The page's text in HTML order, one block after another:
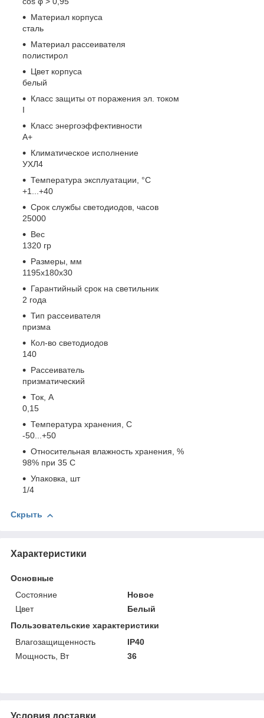
Материал корпуса
сталь
Материал рассеивателя
полистирол
Цвет корпуса
белый
Класс защиты от поражения эл. током
I
Класс энергоэффективности
A+
Климатическое исполнение
УХЛ4
Температура эксплуатации, °С
+1...+40
Срок службы светодиодов, часов
25000
Вес
1320 гр
Размеры, мм
1195х180х30
Гарантийный срок на светильник
2 года
Тип рассеивателя
призма
Кол-во светодиодов
140
Рассеиватель
призматический
Ток, А
0,15
Температура хранения, C
-50...+50
Относительная влажность хранения, %
98% при 35 С
Упаковка, шт
1/4
Скрыть
Характеристики
Основные
Состояние
Новое
Цвет
Белый
Пользовательские характеристики
Влагозащищенность
IP40
Мощность, Вт
36
Условия доставки